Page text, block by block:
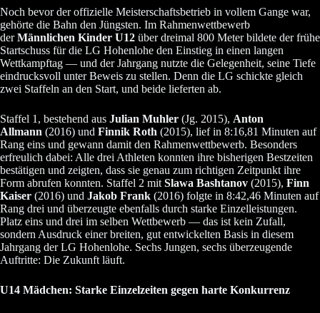
Noch bevor der offizielle Meisterschaftsbetrieb in vollem Gange war,
gehörte die Bahn den Jüngsten. Im Rahmenwettbewerb
derMännlichen Kinder U12 über dreimal 800 Meter bildete der frühe
Startschuss für die LG Hohenlohe den Einstieg in einen langen
Wettkampftag — und der Jahrgang nutzte die Gelegenheit, seine Tiefe
eindrucksvoll unter Beweis zu stellen. Denn die LG schickte gleich
zwei Staffeln an den Start, und beide lieferten ab.
Staffel 1, bestehend aus Julian Muhler (Jg. 2015), Anton
Allmann (2016) und Finnik Roth (2015), lief in 8:16,81 Minuten auf
Rang eins und gewann damit den Rahmenwettbewerb. Besonders
erfreulich dabei: Alle drei Athleten konnten ihre bisherigen Bestzeiten
bestätigen und zeigten, dass sie genau zum richtigen Zeitpunkt ihre
Form abrufen konnten. Staffel 2 mit Slawa Bashtanov (2015), Finn
Kaiser (2016) und Jakob Frank (2016) folgte in 8:42,46 Minuten auf
Rang drei und überzeugte ebenfalls durch starke Einzelleistungen.
Platz eins und drei im selben Wettbewerb — das ist kein Zufall,
sondern Ausdruck einer breiten, gut entwickelten Basis in diesem
Jahrgang der LG Hohenlohe. Sechs Jungen, sechs überzeugende
Auftritte: Die Zukunft läuft.
U14 Mädchen: Starke Einzelzeiten gegen harte Konkurrenz